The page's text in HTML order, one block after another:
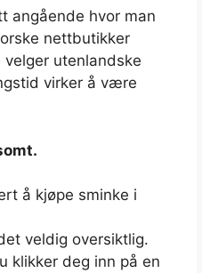
angående hvor man
nettbutikker
utenlandske
virker å være
å kjøpe sminke i
veldig oversiktlig.
klikker deg inn på en